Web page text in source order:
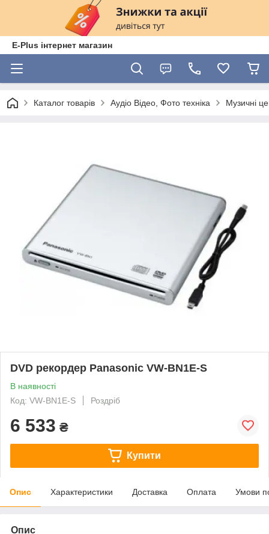
E-Plus інтернет магазин
Каталог товарів Аудіо Відео, Фото техніка Музичні
DVD рекордер Panasonic VW-BN1E-S
В наявності
Код: VW-BN1E-S
Роздріб
6 533 ₴
Купити
Опис Характеристики Доставка Оплата Умови
Опис